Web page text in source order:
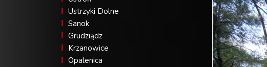
Ustrzyki Dolne
Sanok
Grudziądz
Krzanowice
Opalenica